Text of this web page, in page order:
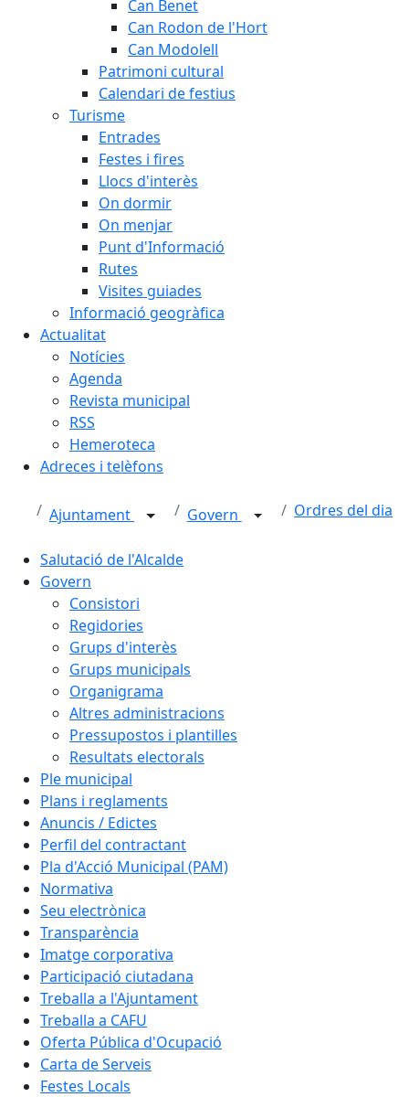
Can Benet
Can Rodon de l'Hort
Can Modolell
Patrimoni cultural
Calendari de festius
Turisme
Entrades
Festes i fires
Llocs d'interès
On dormir
On menjar
Punt d'Informació
Rutes
Visites guiades
Informació geogràfica
Actualitat
Notícies
Agenda
Revista municipal
RSS
Hemeroteca
Adreces i telèfons
Ajuntament Govern Ordres del dia
Salutació de l'Alcalde
Govern
Consistori
Regidories
Grups d'interès
Grups municipals
Organigrama
Altres administracions
Pressupostos i plantilles
Resultats electorals
Ple municipal
Plans i reglaments
Anuncis / Edictes
Perfil del contractant
Pla d'Acció Municipal (PAM)
Normativa
Seu electrònica
Transparència
Imatge corporativa
Participació ciutadana
Treballa a l'Ajuntament
Treballa a CAFU
Oferta Pública d'Ocupació
Carta de Serveis
Festes Locals